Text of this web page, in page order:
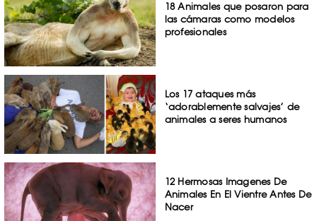
18 Animales que posaron para
las cámaras como modelos
profesionales
Los 17 ataques más
‘adorablemente salvajes’ de
animales a seres humanos
12 Hermosas Imagenes De
Animales En El Vientre Antes De
Nacer